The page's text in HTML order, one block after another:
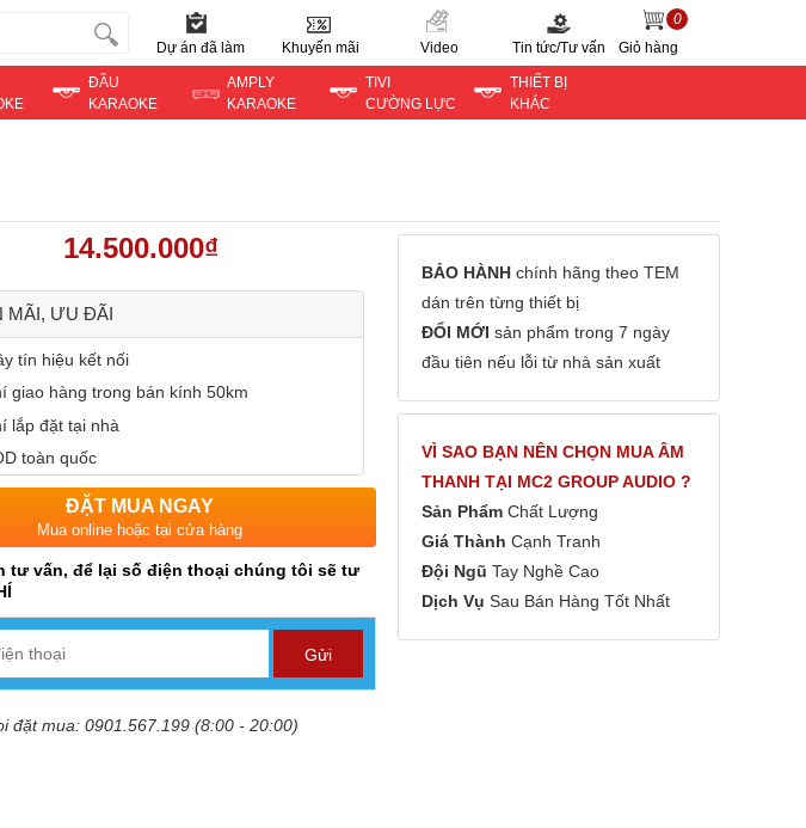
Dự án đã làm Khuyến mãi Video Tin tức/Tư vấn
0
Giỏ hàng
ĐẦU
KARAOKE
AMPLY
KARAOKE
TIVI
CƯỜNG LỰC
THIẾT BỊ
KHÁC
14.500.000₫
MÃI, ƯU ĐÃI
tín hiệu kết nối
giao hàng trong bán kính 50km
lắp đặt tại nhà
toàn quốc
ĐẶT MUA NGAY
Mua online hoặc tại cửa hàng
tư vấn, để lại số điện thoại chúng tôi sẽ tư
đặt mua: 0901.567.199 (8:00 - 20:00)
BẢO HÀNH chính hãng theo TEM
dán trên từng thiết bị
ĐỔI MỚI sản phẩm trong 7 ngày
đầu tiên nếu lỗi từ nhà sản xuất
VÌ SAO BẠN NÊN CHỌN MUA ÂM
THANH TẠI MC2 GROUP AUDIO ?
Sản Phẩm Chất Lượng
Giá Thành Cạnh Tranh
Đội Ngũ Tay Nghề Cao
Dịch Vụ Sau Bán Hàng Tốt Nhất